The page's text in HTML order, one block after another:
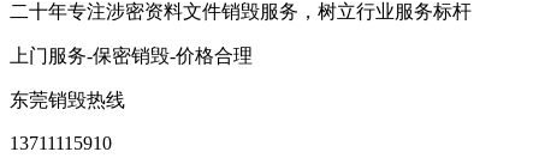
二十年专注涉密资料文件销毁服务，树立行业服务标杆
上门服务-保密销毁-价格合理
东莞销毁热线
13711115910